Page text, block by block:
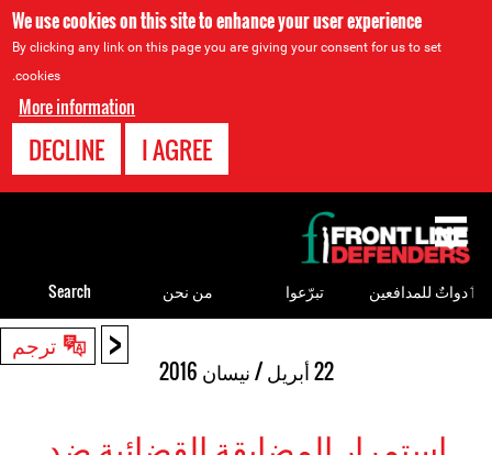
We use cookies on this site to enhance your user experience
By clicking any link on this page you are giving your consent for us to set
cookies.
More information
I AGREE
DECLINE
< ترجم
22 أبريل / نيسان 2016
to
top
ٲدواتٌ للمدافعين تبرّعوا من نحن Search